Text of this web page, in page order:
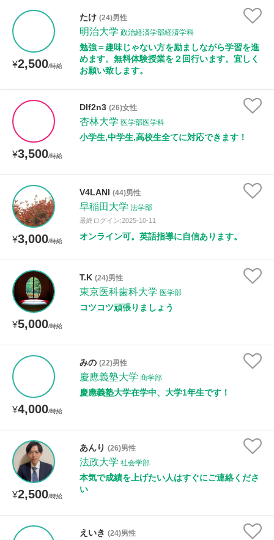
¥2,500/時給
たけ (24)男性
明治大学 政治経済学部経済学科
勉強＝趣味じゃない方を励ましながら学習を進
めます。無料体験授業を２回行います。宜しく
お願い致します。
¥3,500/時給
DIf2n3 (26)女性
杏林大学 医学部医学科
小学生,中学生,高校生全てに対応できます！
¥3,000/時給
V4LANl (44)男性
早稲田大学 法学部
最終ログイン:2025-10-11
オンライン可。英語指導に自信あります。
¥5,000/時給
T.K (24)男性
東京医科歯科大学 医学部
コツコツ頑張りましょう
¥4,000/時給
みの (22)男性
慶應義塾大学 商学部
慶應義塾大学在学中、大学1年生です！
¥2,500/時給
あんり (26)男性
法政大学 社会学部
本気で成績を上げたい人はすぐにご連絡くださ
い
えいき (24)男性